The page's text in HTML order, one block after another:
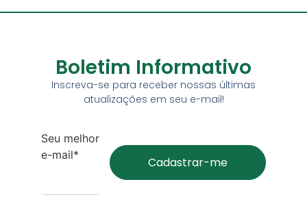
Boletim Informativo
Inscreva-se para receber nossas últimas
atualizações em seu e-mail!
Seu melhor
e-mail*